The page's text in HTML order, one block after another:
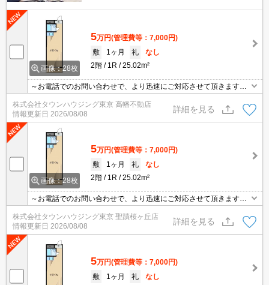
画像：28枚
5万円(管理費等：7,000円)
敷
1ヶ月 礼
なし
2階
1R 25.02m²
～お電話でのお問い合わせで、より迅速にご対応させて頂きます～
地域密着タウンハウジングまで～
株式会社タウンハウジング東京 高幡不動店
情報更新日 2026/08/08
詳細を見る
画像：28枚
5万円(管理費等：7,000円)
敷
1ヶ月 礼
なし
2階
1R 25.02m²
～お電話でのお問い合わせで、より迅速にご対応させて頂きます～
地域密着タウンハウジングまで～
株式会社タウンハウジング東京 聖蹟桜ヶ丘店
情報更新日 2026/08/08
詳細を見る
5万円(管理費等：7,000円)
敷
1ヶ月 礼
なし